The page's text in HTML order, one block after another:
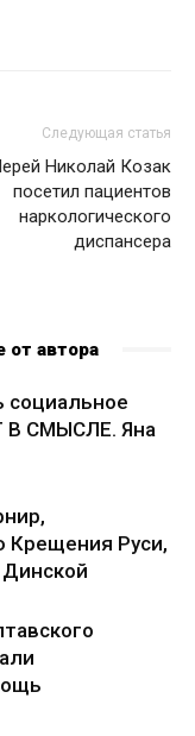
Следующая статья
Николай Козак
посетил пациентов
наркологического
диспансера
от автора
В СМЫСЛЕ. Яна
Руси,